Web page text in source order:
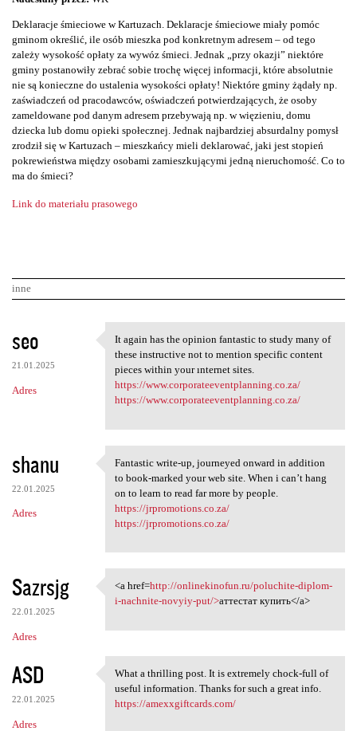
Deklaracje śmieciowe w Kartuzach. Deklaracje śmieciowe miały pomóc
gminom określić, ile osób mieszka pod konkretnym adresem – od tego
zależy wysokość opłaty za wywóz śmieci. Jednak „przy okazji” niektóre
gminy postanowiły zebrać sobie trochę więcej informacji, które absolutnie
nie są konieczne do ustalenia wysokości opłaty! Niektóre gminy żądały np.
zaświadczeń od pracodawców, oświadczeń potwierdzających, że osoby
zameldowane pod danym adresem przebywają np. w więzieniu, domu
dziecka lub domu opieki społecznej. Jednak najbardziej absurdalny pomysł
zrodził się w Kartuzach – mieszkańcy mieli deklarować, jaki jest stopień
pokrewieństwa między osobami zamieszkującymi jedną nieruchomość. Co to
ma do śmieci?
Link do materiału prasowego
inne
K
o
m
e
a
r
z
seo
21.01.2025
Adres
It again has the opinion
It again has the opinion fantastic to study many of
these instructive not to mention specific content
pieces within your ınternet sites.
https://www.corporateeventplanning.co.za/
https://www.corporateeventplanning.co.za/
shanu
22.01.2025
Adres
Fantastic write-up, journeyed
Fantastic write-up, journeyed onward in addition
to book-marked your web site. When i can’t hang
on to learn to read far more by people.
https://jrpromotions.co.za/
https://jrpromotions.co.za/
Sazrsjg
22.01.2025
Adres
<a href=http://onlinekinofun
<a href=http://onlinekinofun.ru/poluchite-diplom-
i-nachnite-novyiy-put/>аттестат купить</a>
ASD
22.01.2025
Adres
What a thrilling post. It is
What a thrilling post. It is extremely chock-full of
useful information. Thanks for such a great info.
https://amexxgiftcards.com/